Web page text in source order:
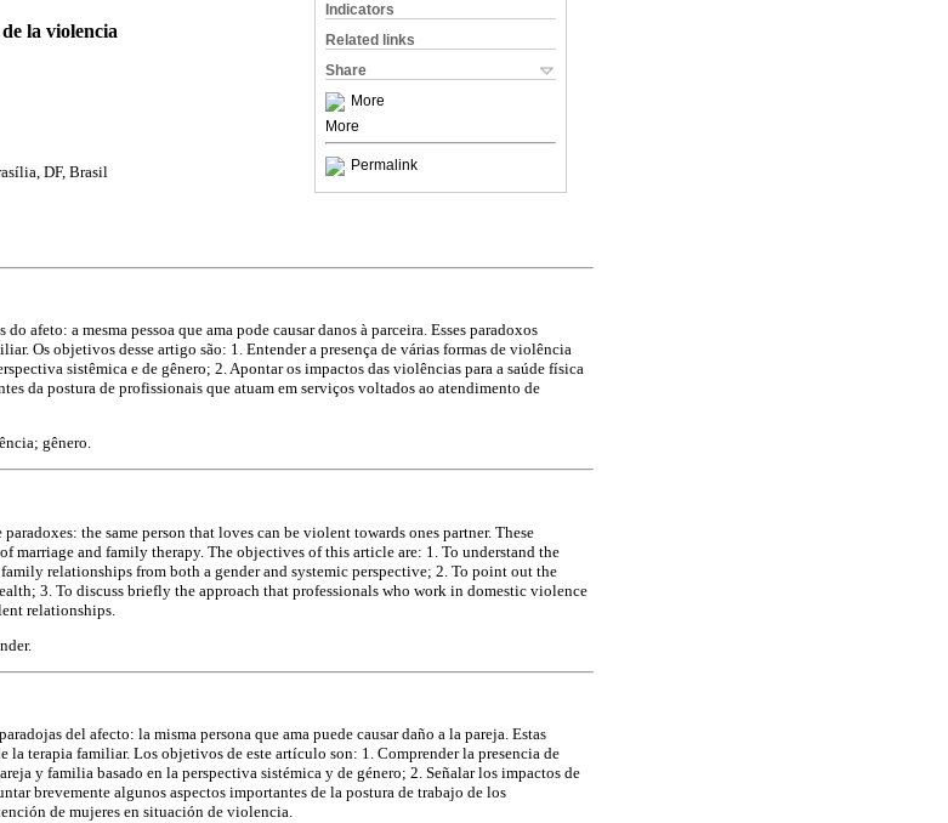
Indicators
Related links
Share
More
More
Permalink
la violencia
DF, Brasil
afeto: a mesma pessoa que ama pode causar danos à parceira. Esses paradoxos
Os objetivos desse artigo são: 1. Entender a presença de várias formas de violência
sistêmica e de gênero; 2. Apontar os impactos das violências para a saúde física
da postura de profissionais que atuam em serviços voltados ao atendimento de
gênero.
the same person that loves can be violent towards ones partner. These
marriage and family therapy. The objectives of this article are: 1. To understand the
relationships from both a gender and systemic perspective; 2. To point out the
3. To discuss briefly the approach that professionals who work in domestic violence
relationships.
del afecto: la misma persona que ama puede causar daño a la pareja. Estas
la terapia familiar. Los objetivos de este artículo son: 1. Comprender la presencia de
y familia basado en la perspectiva sistémica y de género; 2. Señalar los impactos de
brevemente algunos aspectos importantes de la postura de trabajo de los
de mujeres en situación de violencia.